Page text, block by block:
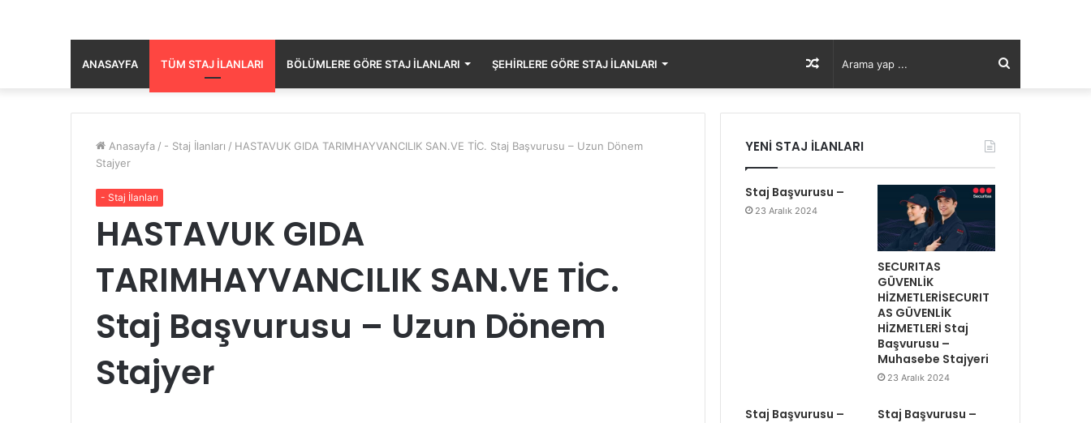
ANASAYFA TÜM STAJ İLANLARI BÖLÜMLERE GÖRE STAJ İLANLARI ŞEHIRLERE GÖRE STAJ İLANLARI
yap
Rastgele
Makale
Anasayfa / - Staj İlanları / HASTAVUK GIDA TARIMHAYVANCILIK SAN.VE TİC. Staj Başvurusu – Uzun Dönem
Stajyer
- Staj İlanları
HASTAVUK GIDA
TARIMHAYVANCILIK SAN.VE TİC.
Staj Başvurusu – Uzun Dönem
Stajyer
YENİ STAJ İLANLARI
Staj Başvurusu –
23 Aralık 2024
SECURITAS
GÜVENLİK
HİZMETLERİSECURIT
AS GÜVENLİK
HİZMETLERİ Staj
Başvurusu –
Muhasebe Stajyeri
23 Aralık 2024
Staj Başvurusu – Staj Başvurusu –